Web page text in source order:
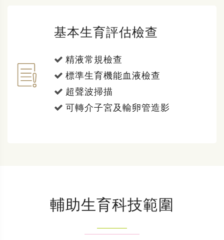
基本生育評估檢查
精液常規檢查
標準生育機能血液檢查
超聲波掃描
可轉介子宮及輸卵管造影
輔助生育科技範圍